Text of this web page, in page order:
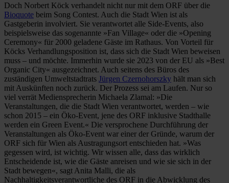
Doch Norbert Köck verhandelt nicht nur mit dem ORF über die
Bioquote beim Song Contest. Auch die Stadt Wien ist als
Gastgeberin involviert. Sie verantwortet alle Side-Events, also
beispielsweise das sogenannte »Fan Village« oder die »Opening
Ceremony« für 2000 geladene Gäste im Rathaus. Von Vorteil für
Köcks Verhandlungsposition ist, dass sich die Stadt Wien beweisen
muss – und möchte. Immerhin wurde sie 2023 von der EU als »Best
Organic City« ausgezeichnet. Auch seitens des Büros des
zuständigen Umweltstadtrats Jürgen Czernohorszky hält man sich
mit Auskünften noch zurück. Der Prozess sei am Laufen. Nur so
viel verrät Mediensprecherin Michaela Zlamal: »Die
Veranstaltungen, die die Stadt Wien verantwortet, werden – wie
schon 2015 – ein Öko-Event, jene des ORF inklusive Stadthalle
werden ein Green Event.« Die versprochene Durchführung der
Veranstaltungen als Öko-Event war einer der Gründe, warum der
ORF sich für Wien als Austragungsort entschieden hat. »Was
gegessen wird, ist wichtig. Wir wissen alle, dass das wirklich
Entscheidende ist, wie die Gäste anreisen und wie sie sich in der
Stadt bewegen«, sagt Anita Malli, die als
Nachhaltigkeitsverantwortliche des ORF in die Abwicklung des